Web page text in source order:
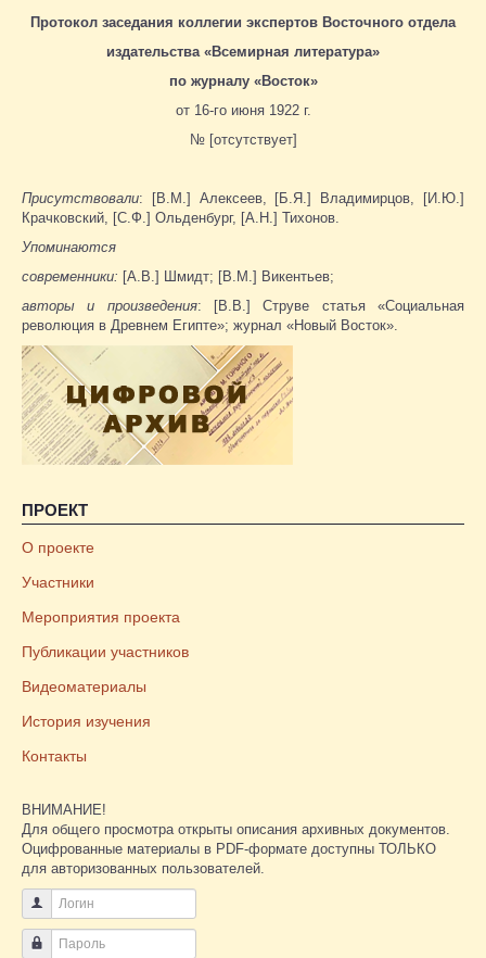
Протокол заседания коллегии экспертов Восточного отдела
издательства «Всемирная литература»
по журналу «Восток»
от 16-го июня 1922 г.
№ [отсутствует]
Присутствовали: [В.М.] Алексеев, [Б.Я.] Владимирцов, [И.Ю.]
Крачковский, [С.Ф.] Ольденбург, [А.Н.] Тихонов.
Упоминаются
современники: [А.В.] Шмидт; [В.М.] Викентьев;
авторы и произведения: [В.В.] Cтруве статья «Социальная
революция в Древнем Египте»; журнал «Новый Восток».
ПРОЕКТ
О проекте
Участники
Мероприятия проекта
Публикации участников
Видеоматериалы
История изучения
Контакты
ВНИМАНИЕ!
Для общего просмотра открыты описания архивных документов.
Оцифрованные материалы в PDF-формате доступны ТОЛЬКО
для авторизованных пользователей.
Логин